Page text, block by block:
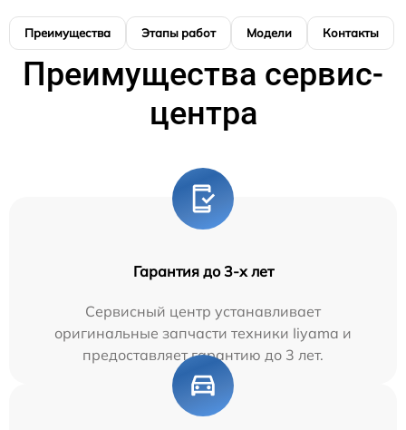
Преимущества Этапы работ Модели Контакты
Преимущества сервис-
центра
Гарантия до 3-х лет
Сервисный центр устанавливает
оригинальные запчасти техники Iiyama и
предоставляет гарантию до 3 лет.